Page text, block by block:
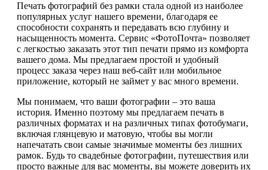
Печать фотографий без рамки стала одной из наиболее
популярных услуг нашего времени, благодаря ее
способности сохранять и передавать всю глубину и
насыщенность момента. Сервис «ФотоПочта» позволяет
с легкостью заказать этот тип печати прямо из комфорта
вашего дома. Мы предлагаем простой и удобный
процесс заказа через наш веб-сайт или мобильное
приложение, который не займет у вас много времени.
Мы понимаем, что ваши фотографии – это ваша
история. Именно поэтому мы предлагаем печать в
различных форматах и на различных типах фотобумаги,
включая глянцевую и матовую, чтобы вы могли
напечатать свои самые значимые моменты без лишних
рамок. Будь то свадебные фотографии, путешествия или
просто важные для вас моменты, вы можете доверить их